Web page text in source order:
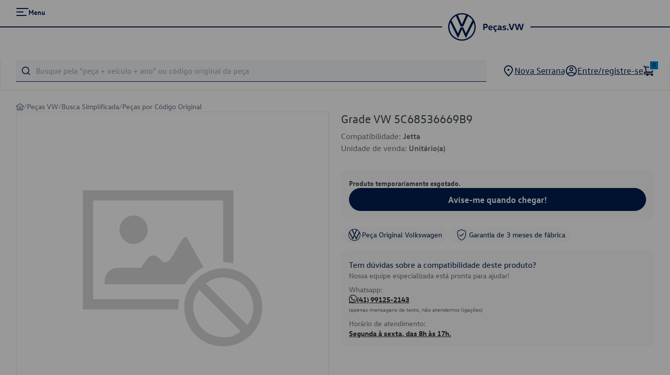
Menu
Nova Serrana Entre/registre-se
0
/Peças VW/Busca Simplificada/Peças por Código Original
Grade VW 5C68536669B9
Compatibilidade: Jetta
Unidade de venda: Unitário(a)
Produto temporariamente esgotado.
Avise-me quando chegar!
Peça Original Volkswagen Garantia de 3 meses de fábrica
Tem dúvidas sobre a compatibilidade deste produto?
Nossa equipe especializada está pronta para ajudar!
Whatsapp:
(41) 99125-2143
(apenas mensagens de texto, não atendemos ligações)
Horário de atendimento:
Segunda à sexta, das 8h às 17h.